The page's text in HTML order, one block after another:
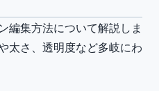
編集方法について解説しま
太さ、透明度など多岐にわ